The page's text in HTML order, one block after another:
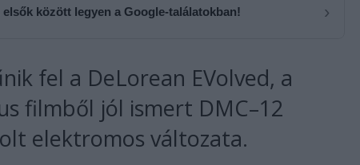
között legyen a Google-találatokban! ›
fel a DeLorean EVolved, a
filmből jól ismert DMC–12
elektromos változata.